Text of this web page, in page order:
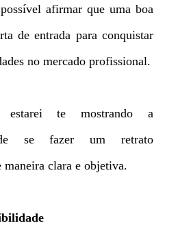
afirmar que uma boa
de entrada para conquistar
no mercado profissional.
estarei te mostrando a
de se fazer um retrato
clara e objetiva.